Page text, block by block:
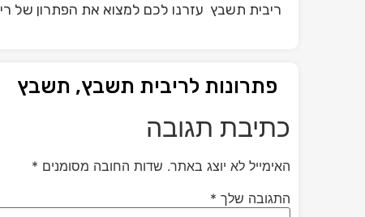
ריבית תשבץ עזרנו לכם למצוא את הפתרון של
פתרונות לריבית תשבץ, תשבץ
כתיבת תגובה
האימייל לא יוצג באתר. שדות החובה מסומנים *
התגובה שלך *